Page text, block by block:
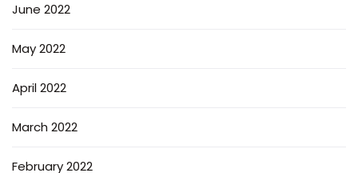
June 2022
May 2022
April 2022
March 2022
February 2022